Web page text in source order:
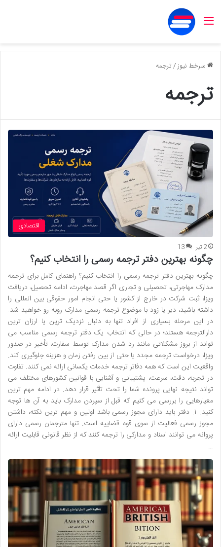
منو
سرخط نیوز/ترجمه
ترجمه
اقتصادی
2 تیر 13
چگونه بهترین دفتر ترجمه رسمی را انتخاب کنیم؟
چگونه بهترین دفتر ترجمه رسمی را انتخاب کنیم؟ راهنمای کامل برای ترجمه
مدارک مهاجرتی، تحصیلی و تجاری اگر قصد مهاجرت، ادامه تحصیل، دریافت
ویزا، ثبت شرکت در خارج از کشور یا حتی انجام امور حقوقی بین المللی را
داشته باشید، دیر یا زود با موضوع ترجمه رسمی مدارک روبه رو خواهید شد.
در این مرحله بسیاری از افراد تنها به دنبال نزدیک ترین یا ارزان ترین
دارالترجمه هستند؛ در حالی که انتخاب یک دفتر ترجمه رسمی مناسب می
تواند از بروز مشکلاتی مانند رد شدن مدارک توسط سفارت، تأخیر در صدور
ویزا، درخواست ترجمه مجدد یا حتی از بین رفتن زمان و هزینه جلوگیری کند.
واقعیت این است که همه دفاتر ترجمه خدمات یکسانی ارائه نمی کنند. تفاوت
در تجربه، دقت، سرعت، پشتیبانی و آشنایی با قوانین کشورهای مختلف می
تواند نتیجه نهایی پرونده شما را تحت تأثیر قرار دهد. در ادامه مهم ترین
معیارهایی را بررسی می کنیم که قبل از سپردن مدارک باید به آن ها توجه
کنید. ۱. دفتر باید دارای مجوز رسمی باشد اولین و مهم ترین نکته، داشتن
مجوز رسمی فعالیت از سوی قوه قضاییه است. تنها مترجمان رسمی دارای
پروانه می توانند اسناد و مدارکی را ترجمه کنند که از نظر قانونی قابلیت ارائه
…